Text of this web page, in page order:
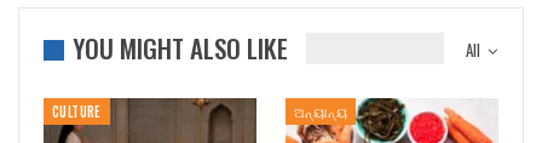
All
YOU MIGHT ALSO LIKE
CULTURE ଅନ୍ୟାନ୍ୟ